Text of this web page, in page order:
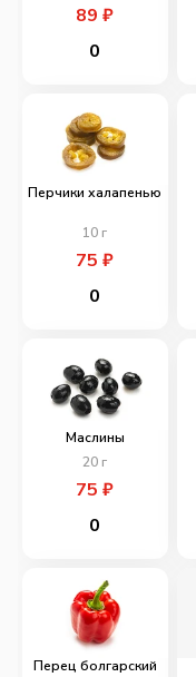
89₽
0
Перчики халапенью
10 г
75₽
0
Маслины
20 г
75₽
0
Перец болгарский